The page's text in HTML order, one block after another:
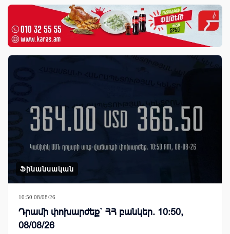
Ֆինանսական
10:50 08/08/26
Դրամի փոխարժեք` ՀՀ բանկեր. 10:50,
08/08/26